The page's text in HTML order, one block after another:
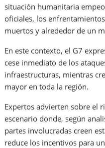
situación humanitaria
oficiales, los
muertos y alrededor de un
En este contexto, el G7
cese inmediato de los
infraestructuras, mientras
mayor en toda la región.
Expertos advierten sobre el
escenario donde, según
partes involucradas creen
reduce los incentivos para